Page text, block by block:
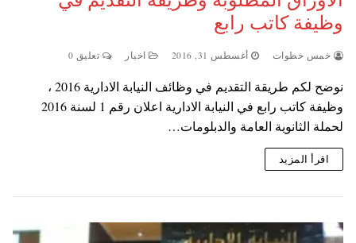
وظيفة كاتب رابع
خمس خطوات أغسطس 31, 2016 اخبار تعليق 0
نوضح لكم طريقة التقديم في وظائف النيابة الادارية 2016 ،
وظيفة كاتب رابع في النيابة الادارية اعلان رقم 1 لسنة 2016
لحملة الثانوية العامة والدبلومات…
اقرأ المزيد